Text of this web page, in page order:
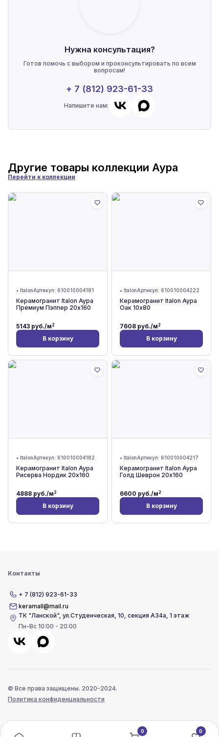
Нужна консультация?
Готов помочь с выбором и проконсультировать по всем
вопросам!
+ 7 (812) 923-61-33
Напишите нам:
Другие товары коллекции Аура
Перейти к коллекции
• ItalonАртикул: 610010004181
Керамогранит Italon Аура
Премиум Пэппер 20x160
5143 руб./м2
В корзину
• ItalonАртикул: 610010004222
Керамогранит Italon Аура
Оак 10x80
7608 руб./м2
В корзину
• ItalonАртикул: 610010004182
Керамогранит Italon Аура
Рисерва Нордик 20x160
4888 руб./м2
В корзину
• ItalonАртикул: 610010004217
Керамогранит Italon Аура
Голд Шеврон 20x160
6600 руб./м2
В корзину
Контакты
+ 7 (812) 923-61-33
keramall@mail.ru
ТК "Ланской",ул.Студенческая, 10, секция А34а, 1 этаж
Пн-Вс 10:00 - 20:00
© Все права защищены. 2020-2024.
Политика конфиденциальности
0 0